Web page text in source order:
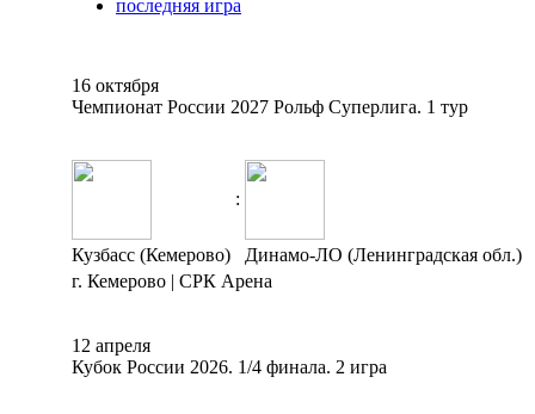
последняя игра
16 октября
Чемпионат России 2027 Рольф Суперлига. 1 тур
:
Кузбасс (Кемерово)
Динамо-ЛО (Ленинградская обл.)
г. Кемерово | СРК Арена
12 апреля
Кубок России 2026. 1/4 финала. 2 игра